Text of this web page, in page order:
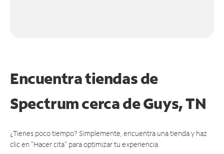
Encuentra tiendas de
Spectrum cerca deGuys, TN
¿Tienes poco tiempo? Simplemente, encuentra una tienda y haz
clic en "Hacer cita" para optimizar tu experiencia.